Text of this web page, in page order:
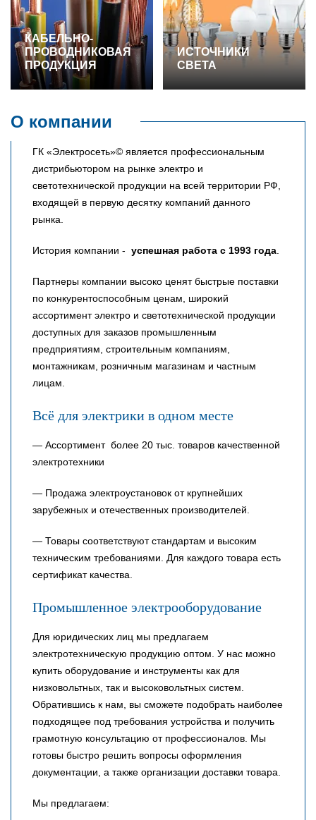
КАБЕЛЬНО-
ПРОВОДНИКОВАЯ
ПРОДУКЦИЯ
ИСТОЧНИКИ
СВЕТА
О компании
ГК «Электросеть»© является профессиональным
дистрибьютором на рынке электро и
светотехнической продукции на всей территории РФ,
входящей в первую десятку компаний данного
рынка.
История компании - успешная работа с 1993 года.
Партнеры компании высоко ценят быстрые поставки
по конкурентоспособным ценам, широкий
ассортимент электро и светотехнической продукции
доступных для заказов промышленным
предприятиям, строительным компаниям,
монтажникам, розничным магазинам и частным
лицам.
Всё для электрики в одном месте
— Ассортимент более 20 тыс. товаров качественной
электротехники
— Продажа электроустановок от крупнейших
зарубежных и отечественных производителей.
— Товары соответствуют стандартам и высоким
техническим требованиями. Для каждого товара есть
сертификат качества.
Промышленное электрооборудование
Для юридических лиц мы предлагаем
электротехническую продукцию оптом. У нас можно
купить оборудование и инструменты как для
низковольтных, так и высоковольтных систем.
Обратившись к нам, вы сможете подобрать наиболее
подходящее под требования устройства и получить
грамотную консультацию от профессионалов. Мы
готовы быстро решить вопросы оформления
документации, а также организации доставки товара.
Мы предлагаем: